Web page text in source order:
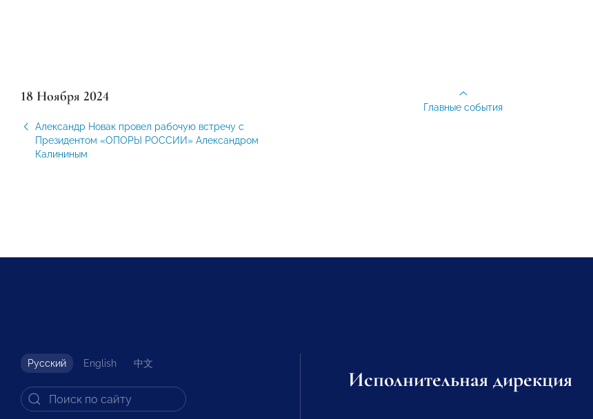
18 Ноября 2024
Александр Новак провел рабочую встречу с
Президентом «ОПОРЫ РОССИИ» Александром
Калининым
Главные события
Русский English 中文
Исполнительная дирекция